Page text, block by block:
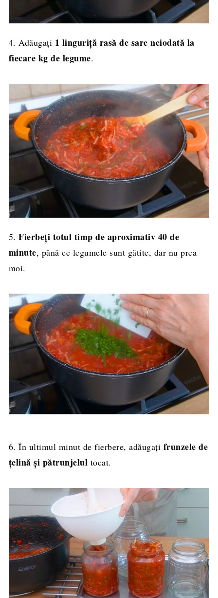
4. Adăugați 1 linguriță rasă de sare neiodată la
fiecare kg de legume.
5.Fierbeți totul timp de aproximativ 40 de
minute, până ce legumele sunt gătite, dar nu prea
moi.
6. În ultimul minut de fierbere, adăugați frunzele de
țelină și pătrunjelul tocat.